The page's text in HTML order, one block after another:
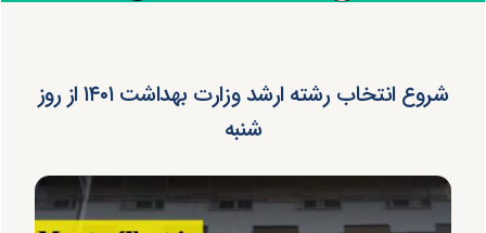
شروع انتخاب رشته ارشد وزارت بهداشت ۱۴۰۱ از روز
شنبه